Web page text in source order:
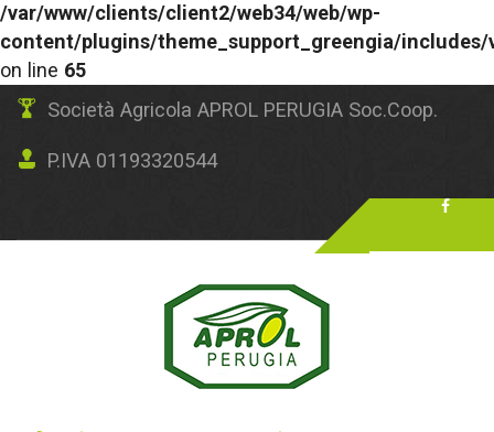
/var/www/clients/client2/web34/web/wp-
content/plugins/theme_support_greengia/includes/
on line 65
Società Agricola APROL PERUGIA Soc.Coop.
P.IVA 01193320544